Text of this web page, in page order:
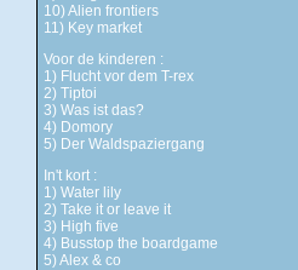
10) Alien frontiers
11) Key market
Voor de kinderen :
1) Flucht vor dem T-rex
2) Tiptoi
3) Was ist das?
4) Domory
5) Der Waldspaziergang
In't kort :
1) Water lily
2) Take it or leave it
3) High five
4) Busstop the boardgame
5) Alex & co